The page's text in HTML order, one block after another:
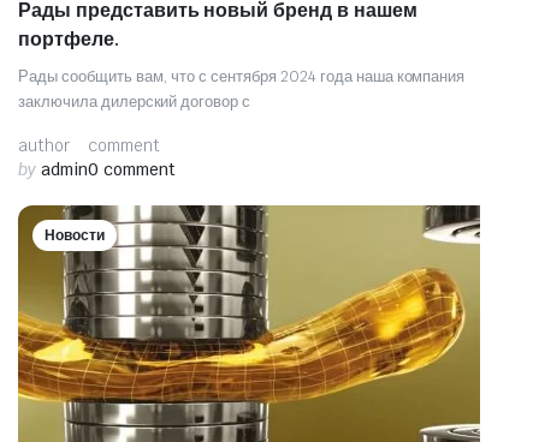
Рады представить новый бренд в нашем
портфеле.
Рады сообщить вам, что с сентября 2024 года наша компания
заключила дилерский договор с
author
by admin
comment
0 comment
Новости